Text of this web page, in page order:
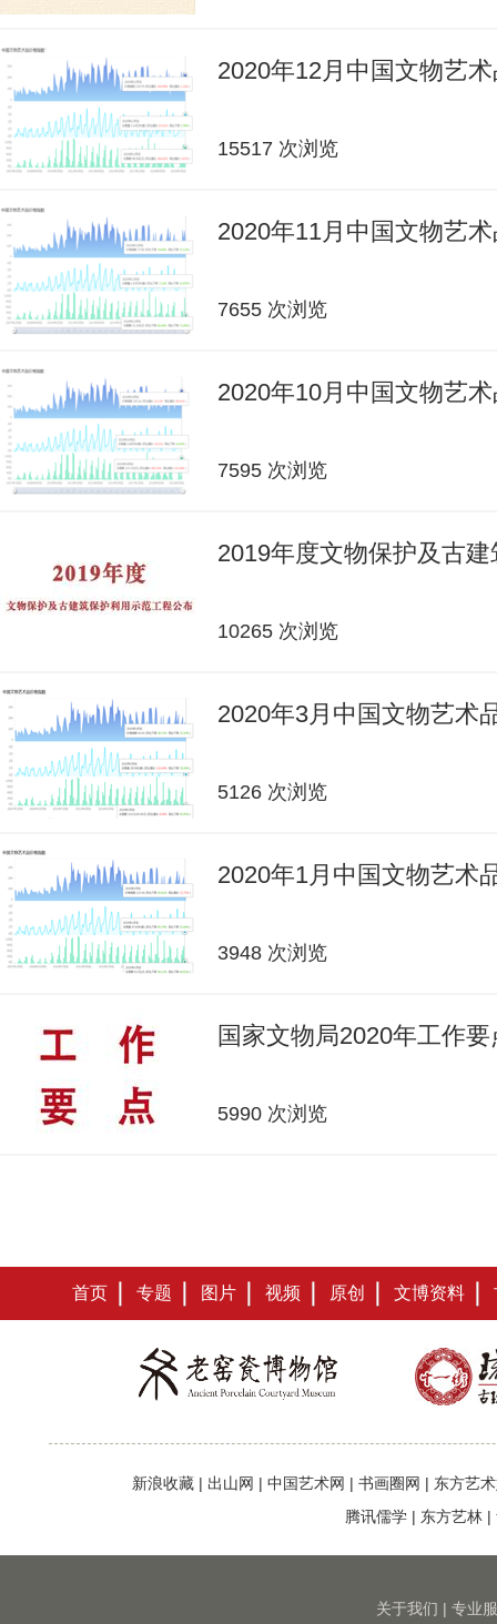
2020年12月中国文物艺
15517 次浏览
2020年11月中国文物艺
7655 次浏览
2020年10月中国文物艺
7595 次浏览
2019年度文物保护及古
10265 次浏览
2020年3月中国文物艺术
5126 次浏览
2020年1月中国文物艺术
3948 次浏览
国家文物局2020年工作要
5990 次浏览
首页 专题 图片 视频 原创 文博资料
新浪收藏 | 出山网 | 中国艺术网 | 书画圈网 | 东方艺
腾讯儒学 | 东方艺林 |
关于我们 | 专业